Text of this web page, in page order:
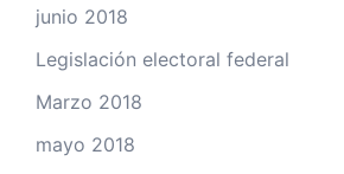
junio 2018
Legislación electoral federal
Marzo 2018
mayo 2018